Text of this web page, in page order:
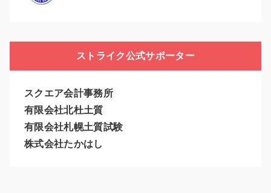
ストライク公式サポーター
スクエア会計事務所
有限会社北杜土質
有限会社札幌土質試験
株式会社たかはし